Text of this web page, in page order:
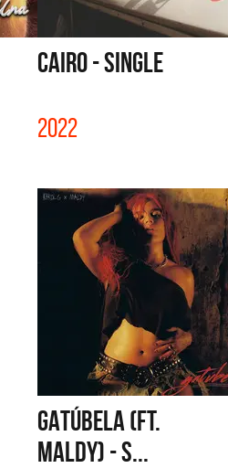
CAIRO - SINGLE
2022
GATÚBELA (FT.
MALDY) - S...